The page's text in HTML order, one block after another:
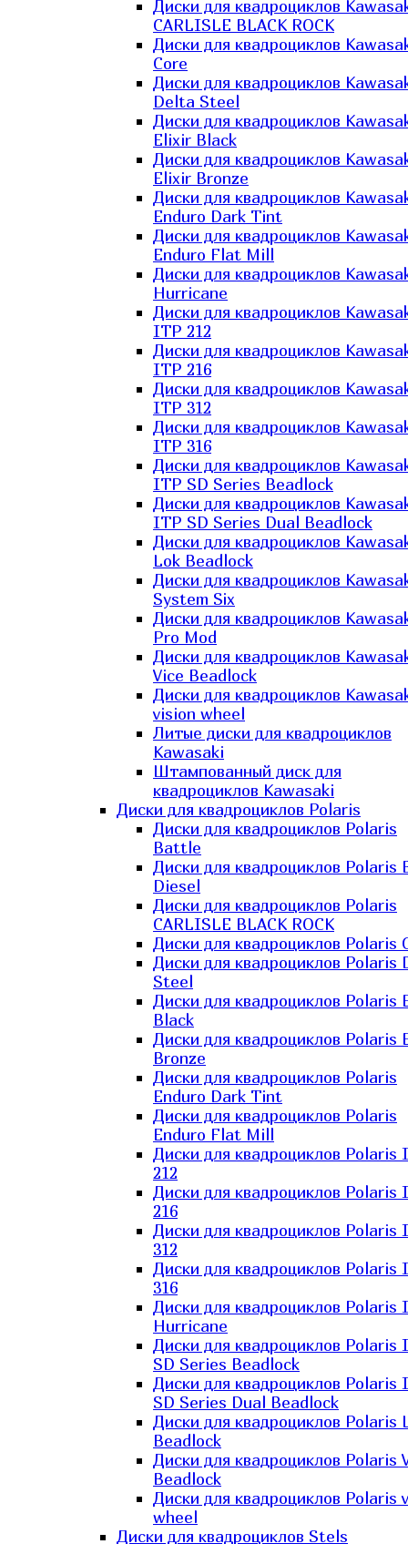
Диски для квадроциклов
CARLISLE BLACK ROCK
Диски для квадроциклов
Core
Диски для квадроциклов
Delta Steel
Диски для квадроциклов
Elixir Black
Диски для квадроциклов
Elixir Bronze
Диски для квадроциклов
Enduro Dark Tint
Диски для квадроциклов
Enduro Flat Mill
Диски для квадроциклов
Hurricane
Диски для квадроциклов
ITP 212
Диски для квадроциклов
ITP 216
Диски для квадроциклов
ITP 312
Диски для квадроциклов
ITP 316
Диски для квадроциклов
ITP SD Series Beadlock
Диски для квадроциклов
ITP SD Series Dual Beadlock
Диски для квадроциклов
Lok Beadlock
Диски для квадроциклов
System Six
Диски для квадроциклов
Pro Mod
Диски для квадроциклов
Vice Beadlock
Диски для квадроциклов
vision wheel
Литые диски для квадроциклов
Kawasaki​
Штампованный диск для
квадроциклов Kawasaki​
Диски для квадроциклов Polaris
Диски для квадроциклов Polaris
Battle
Диски для квадроциклов Polaris
Diesel
Диски для квадроциклов Polaris
CARLISLE BLACK ROCK
Диски для квадроциклов Polaris
Диски для квадроциклов Polaris
Steel
Диски для квадроциклов Polaris
Black
Диски для квадроциклов Polaris
Bronze
Диски для квадроциклов Polaris
Enduro Dark Tint
Диски для квадроциклов Polaris
Enduro Flat Mill
Диски для квадроциклов Polaris
212
Диски для квадроциклов Polaris
216
Диски для квадроциклов Polaris
312
Диски для квадроциклов Polaris
316
Диски для квадроциклов Polaris
Hurricane
Диски для квадроциклов Polaris
SD Series Beadlock
Диски для квадроциклов Polaris
SD Series Dual Beadlock
Диски для квадроциклов Polaris
Beadlock
Диски для квадроциклов Polaris
Beadlock
Диски для квадроциклов Polaris
wheel
Диски для квадроциклов Stels